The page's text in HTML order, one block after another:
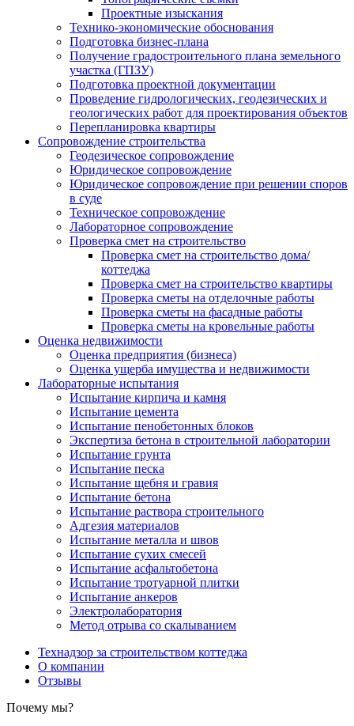
Проектные изыскания
Технико-экономические обоснования
Подготовка бизнес-плана
Получение градостроительного плана земельного
участка (ГПЗУ)
Подготовка проектной документации
Проведение гидрологических, геодезических и
геологических работ для проектирования объектов
Перепланировка квартиры
Сопровождение строительства
Геодезическое сопровождение
Юридическое сопровождение
Юридическое сопровождение при решении споров
в суде
Техническое сопровождение
Лабораторное сопровождение
Проверка смет на строительство
Проверка смет на строительство дома/
коттеджа
Проверка смет на строительство квартиры
Проверка сметы на отделочные работы
Проверка сметы на фасадные работы
Проверка сметы на кровельные работы
Оценка недвижимости
Оценка предприятия (бизнеса)
Оценка ущерба имущества и недвижимости
Лабораторные испытания
Испытание кирпича и камня
Испытание цемента
Испытание пенобетонных блоков
Экспертиза бетона в строительной лаборатории
Испытание грунта
Испытание песка
Испытание щебня и гравия
Испытание бетона
Испытание раствора строительного
Адгезия материалов
Испытание металла и швов
Испытание сухих смесей
Испытание асфальтобетона
Испытание тротуарной плитки
Испытание анкеров
Электролаборатория
Метод отрыва со скалыванием
Технадзор за строительством коттеджа
О компании
Отзывы
Почему мы?